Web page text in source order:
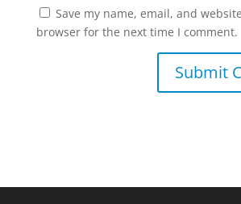
Save my name, email, and
browser for the next time I comment.